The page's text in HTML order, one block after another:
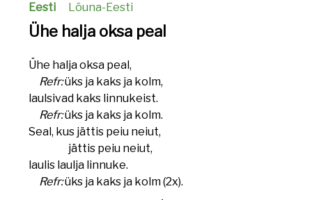
Eesti
Lõuna-Eesti
Ühe halja oksa peal
Ühe halja oksa peal,
Refr:üks ja kaks ja kolm,
laulsivad kaks linnukeist.
Refr:üks ja kaks ja kolm.
Seal, kus jättis peiu neiut,
jättis peiu neiut,
laulis laulja linnuke.
Refr:üks ja kaks ja kolm (2x).